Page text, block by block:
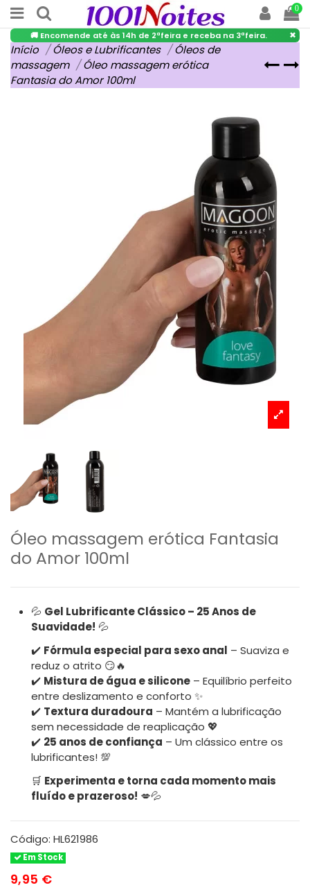
0
🚚 Encomende até às 14h de 2ªfeira e receba na 3ªfeira. ×
Início Óleos e Lubrificantes
Óleos de
massagem
Óleo massagem erótica
Fantasia do Amor 100ml
Óleo massagem erótica Fantasia
do Amor 100ml
💦 Gel Lubrificante Clássico – 25 Anos de
Suavidade! 💦
✔️ Fórmula especial para sexo anal – Suaviza e
reduz o atrito 😏🔥
✔️ Mistura de água e silicone – Equilíbrio perfeito
entre deslizamento e conforto ✨
✔️ Textura duradoura – Mantém a lubrificação
sem necessidade de reaplicação 💖
✔️ 25 anos de confiança – Um clássico entre os
lubrificantes! 💯
🛒 Experimenta e torna cada momento mais
fluído e prazeroso! 💋💦
Código: HL621986
Em Stock
9,95 €